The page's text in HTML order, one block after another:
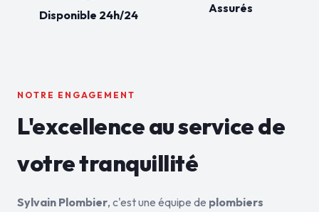
Disponible 24h/24 Assurés
NOTRE ENGAGEMENT
L'excellence au service de
votre tranquillité
Sylvain Plombier, c'est une équipe de plombiers